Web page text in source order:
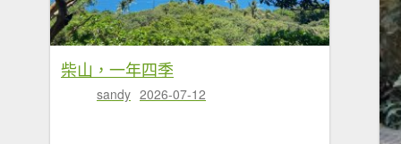
柴山，一年四季
sandy 2026-07-12